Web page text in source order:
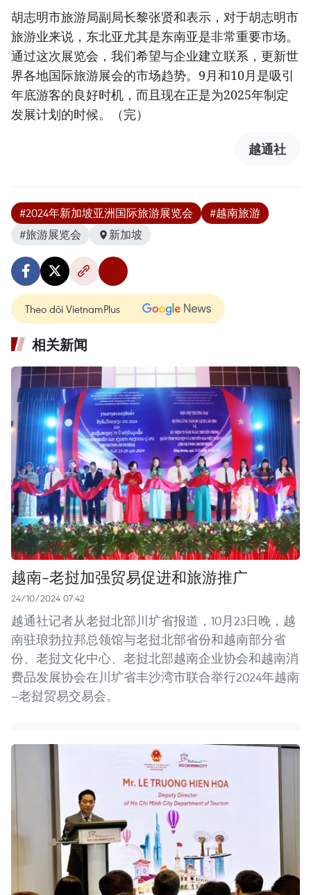
胡志明市旅游局副局长黎张贤和表示，对于胡志明市
旅游业来说，东北亚尤其是东南亚是非常重要市场。
通过这次展览会，我们希望与企业建立联系，更新世
界各地国际旅游展会的市场趋势。9月和10月是吸引
年底游客的良好时机，而且现在正是为2025年制定
发展计划的时候。（完）
越通社
#2024年新加坡亚洲国际旅游展览会
#越南旅游
#旅游展览会
新加坡
Theo dõi VietnamPlus
相关新闻
越南-老挝加强贸易促进和旅游推广
24/10/2024 07:42
越通社记者从老挝北部川圹省报道，10月23日晚，越
南驻琅勃拉邦总领馆与老挝北部省份和越南部分省
份、老挝文化中心、老挝北部越南企业协会和越南消
费品发展协会在川圹省丰沙湾市联合举行2024年越南
—老挝贸易交易会。 ​